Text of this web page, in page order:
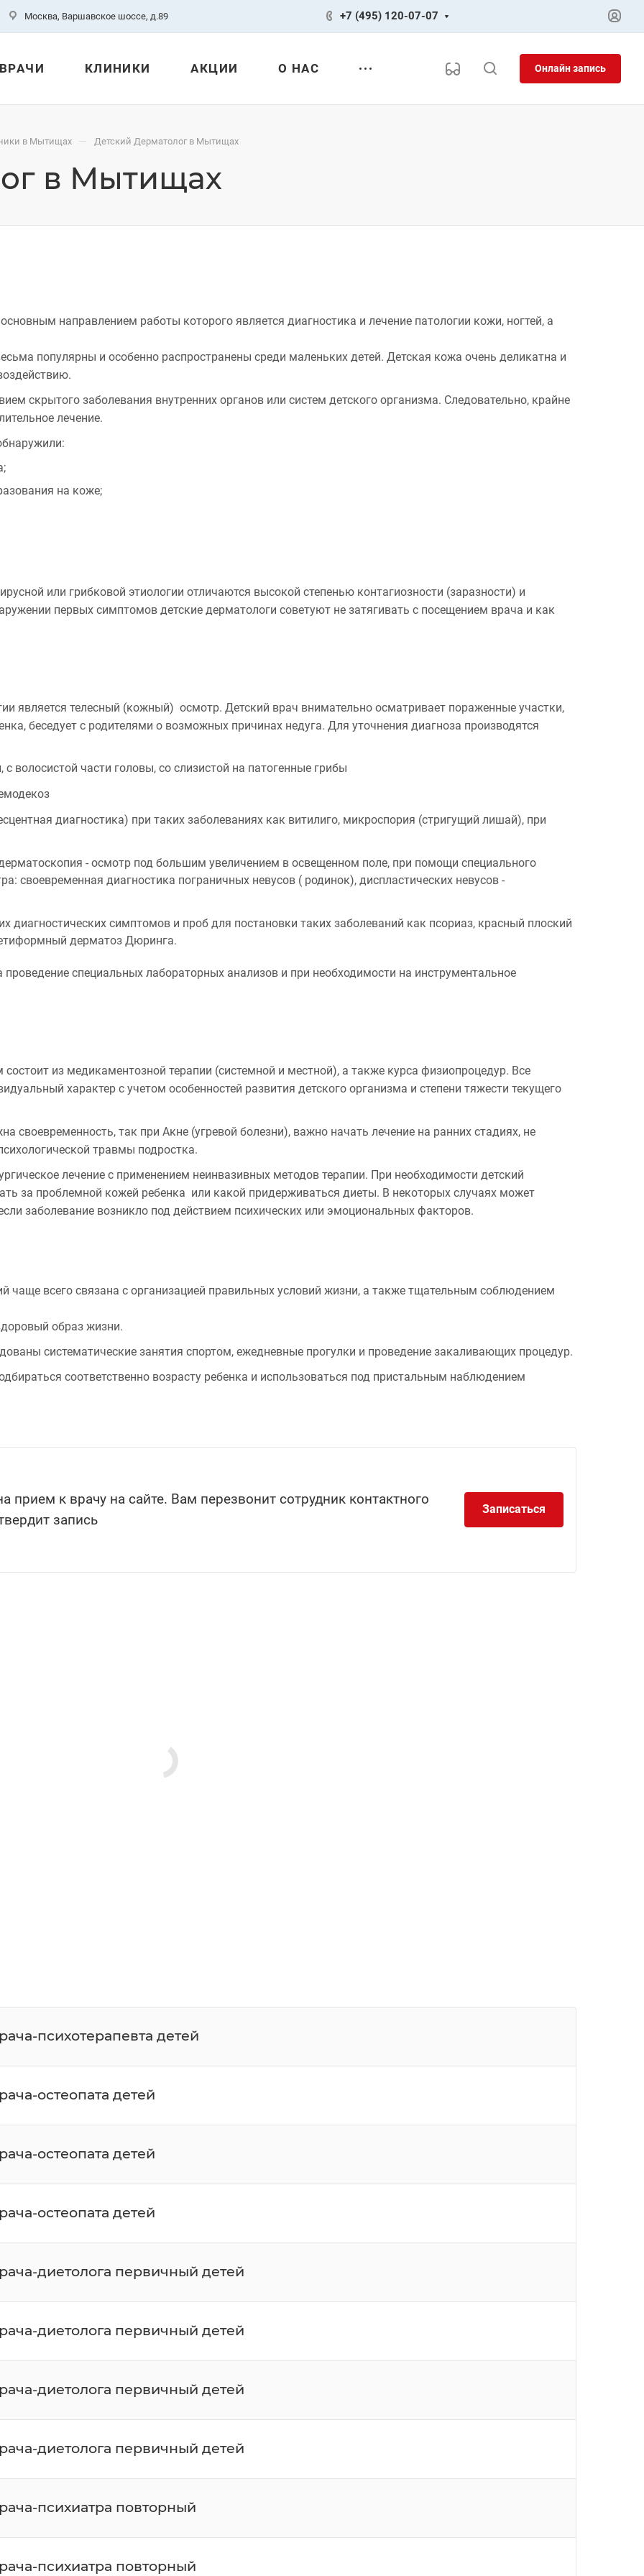
Москва, Варшавское шоссе, д.89 +7 (495) 120-07-07
ВРАЧИ КЛИНИКИ АКЦИИ О НАС Онлайн запись
в Мытищах — Детский Дерматолог в Мытищах
в Мытищах
направлением работы которого является диагностика и лечение патологии кожи, ногтей, а
популярны и особенно распространены среди маленьких детей. Детская кожа очень деликатна и
скрытого заболевания внутренних органов или систем детского организма. Следовательно, крайне
лечение.
на коже;
или грибковой этиологии отличаются высокой степенью контагиозности (заразности) и
первых симптомов детские дерматологи советуют не затягивать с посещением врача и как
является телесный (кожный) осмотр. Детский врач внимательно осматривает пораженные участки,
беседует с родителями о возможных причинах недуга. Для уточнения диагноза производятся
волосистой части головы, со слизистой на патогенные грибы
диагностика) при таких заболеваниях как витилиго, микроспория (стригущий лишай), при
- осмотр под большим увеличением в освещенном поле, при помощи специального
своевременная диагностика пограничных невусов ( родинок), диспластических невусов -
диагностических симптомов и проб для постановки таких заболеваний как псориаз, красный плоский
дерматоз Дюринга.
специальных лабораторных анализов и при необходимости на инструментальное
из медикаментозной терапии (системной и местной), а также курса физиопроцедур. Все
характер с учетом особенностей развития детского организма и степени тяжести текущего
своевременность, так при Акне (угревой болезни), важно начать лечение на ранних стадиях, не
травмы подростка.
лечение с применением неинвазивных методов терапии. При необходимости детский
за проблемной кожей ребенка или какой придерживаться диеты. В некоторых случаях может
заболевание возникло под действием психических или эмоциональных факторов.
чаще всего связана с организацией правильных условий жизни, а также тщательным соблюдением
образ жизни.
систематические занятия спортом, ежедневные прогулки и проведение закаливающих процедур.
соответственно возрасту ребенка и использоваться под пристальным наблюдением
прием к врачу на сайте. Вам перезвонит сотрудник контактного
запись
Записаться
психотерапевта детей
остеопата детей
остеопата детей
остеопата детей
диетолога первичный детей
диетолога первичный детей
диетолога первичный детей
диетолога первичный детей
психиатра повторный
психиатра повторный